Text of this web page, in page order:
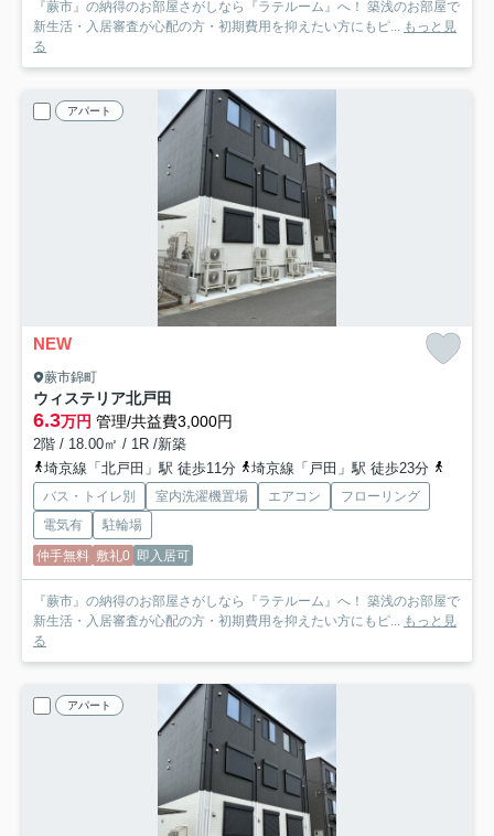
『蕨市』の納得のお部屋さがしなら『ラテルーム』へ！ 築浅のお部屋で
新生活・入居審査が心配の方・初期費用を抑えたい方にもピ... もっと見
る
アパート
NEW
蕨市錦町
ウィステリア北戸田
6.3万円 管理/共益費3,000円
2階 / 18.00㎡ / 1R /新築
埼京線「北戸田」駅 徒歩11分
埼京線「戸田」駅 徒歩23分
バス・トイレ別 室内洗濯機置場 エアコン
フローリング
電気有
駐輪場
仲手無料 敷礼0 即入居可
『蕨市』の納得のお部屋さがしなら『ラテルーム』へ！ 築浅のお部屋で
新生活・入居審査が心配の方・初期費用を抑えたい方にもピ... もっと見
る
アパート